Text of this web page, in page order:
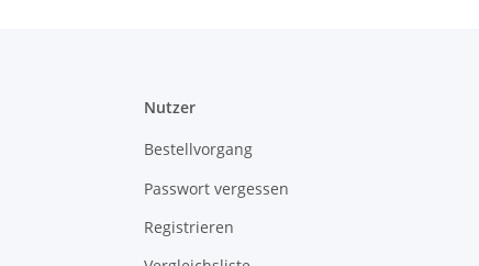
Nutzer
Bestellvorgang
Passwort vergessen
Registrieren